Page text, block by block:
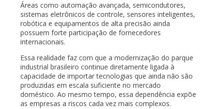
Áreas como automação avançada, semicondutores,
sistemas eletrônicos de controle, sensores inteligentes,
robótica e equipamentos de alta precisão ainda
possuem forte participação de fornecedores
internacionais.
Essa realidade faz com que a modernização do parque
industrial brasileiro continue diretamente ligada à
capacidade de importar tecnologias que ainda não são
produzidas em escala suficiente no mercado
doméstico. Ao mesmo tempo, essa dependência expõe
as empresas a riscos cada vez mais complexos.